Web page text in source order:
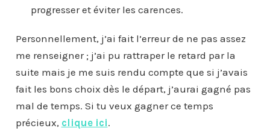
progresser et éviter les carences.
Personnellement, j’ai fait l’erreur de ne pas assez
me renseigner ; j’ai pu rattraper le retard par la
suite mais je me suis rendu compte que si j’avais
fait les bons choix dès le départ, j’aurai gagné pas
mal de temps. Si tu veux gagner ce temps
précieux, clique ici.